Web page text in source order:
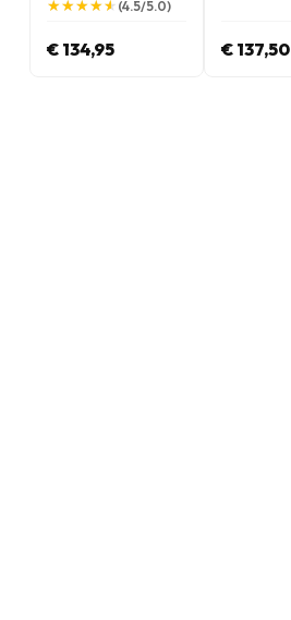
★
★★
★★
★★
★★
★ (4.5/5.0)
€ 134,95 € 137,50